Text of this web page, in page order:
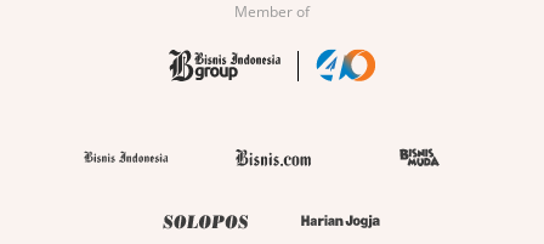
Member of